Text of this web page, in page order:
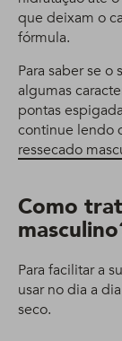
que deixam o
fórmula.
Para saber se o
algumas
pontas
continue lendo
ressecado
Como
Para facilitar a
usar no dia a
seco.